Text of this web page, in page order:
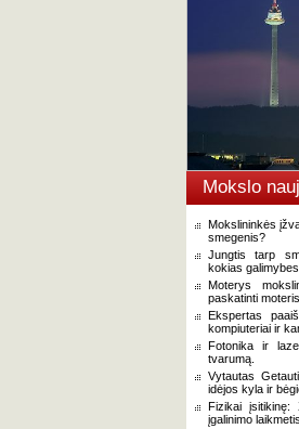
Mokslo
Mokslininkės
smegenis?
Jungtis tarp
kokias
Moterys
paskatinti
Ekspertas
kompiuteriai ir
Fotonika ir
tvarumą.
Vytautas
idėjos kyla ir
Fizikai
įgalinimo laikmetis.